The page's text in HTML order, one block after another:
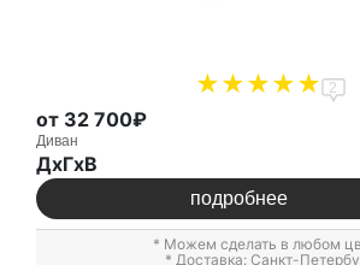
2
от 32 700₽
Диван
ДxГxВ
подробнее
* Можем сделать в любом
* Доставка: Санкт-